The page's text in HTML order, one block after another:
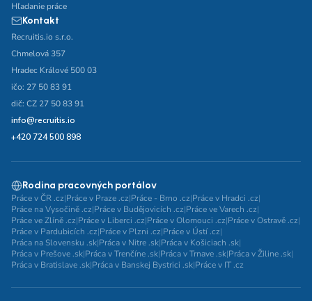
Hľadanie práce
Kontakt
Recruitis.io s.r.o.
Chmelová 357
Hradec Králové 500 03
ičo: 27 50 83 91
dič: CZ 27 50 83 91
info@recruitis.io
+420 724 500 898
Rodina pracovných portálov
Práce v ČR .cz|Práce v Praze .cz|Práce - Brno .cz|Práce v Hradci .cz|
Práce na Vysočině .cz|Práce v Budějovicích .cz|Práce ve Varech .cz|
Práce ve Zlíně .cz|Práce v Liberci .cz|Práce v Olomouci .cz|Práce v Ostravě .cz|
Práce v Pardubicích .cz|Práce v Plzni .cz|Práce v Ústí .cz|
Práca na Slovensku .sk|Práca v Nitre .sk|Práca v Košiciach .sk|
Práca v Prešove .sk|Práca v Trenčíne .sk|Práca v Trnave .sk|Práca v Žiline .sk|
Práca v Bratislave .sk|Práca v Banskej Bystrici .sk|Práce v IT .cz